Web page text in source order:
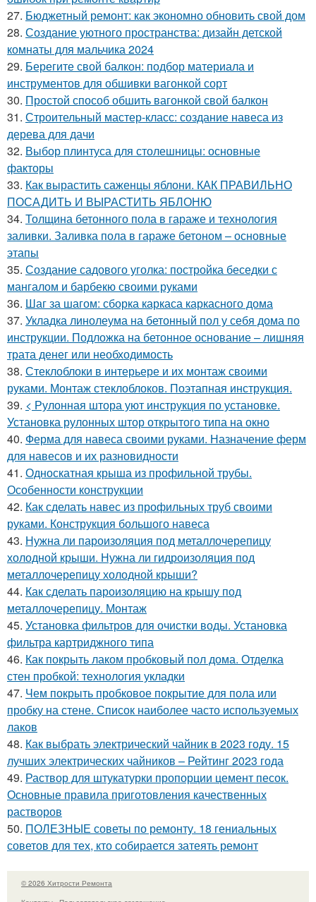
27. Бюджетный ремонт: как экономно обновить свой дом
28. Создание уютного пространства: дизайн детской
комнаты для мальчика 2024
29. Берегите свой балкон: подбор материала и
инструментов для обшивки вагонкой сорт
30. Простой способ обшить вагонкой свой балкон
31. Строительный мастер-класс: создание навеса из
дерева для дачи
32. Выбор плинтуса для столешницы: основные
факторы
33. Как вырастить саженцы яблони. КАК ПРАВИЛЬНО
ПОСАДИТЬ И ВЫРАСТИТЬ ЯБЛОНЮ
34. Толщина бетонного пола в гараже и технология
заливки. Заливка пола в гараже бетоном – основные
этапы
35. Создание садового уголка: постройка беседки с
мангалом и барбекю своими руками
36. Шаг за шагом: сборка каркаса каркасного дома
37. Укладка линолеума на бетонный пол у себя дома по
инструкции. Подложка на бетонное основание – лишняя
трата денег или необходимость
38. Стеклоблоки в интерьере и их монтаж своими
руками. Монтаж стеклоблоков. Поэтапная инструкция.
39. < Рулонная штора уют инструкция по установке.
Установка рулонных штор открытого типа на окно
40. Ферма для навеса своими руками. Назначение ферм
для навесов и их разновидности
41. Односкатная крыша из профильной трубы.
Особенности конструкции
42. Как сделать навес из профильных труб своими
руками. Конструкция большого навеса
43. Нужна ли пароизоляция под металлочерепицу
холодной крыши. Нужна ли гидроизоляция под
металлочерепицу холодной крыши?
44. Как сделать пароизоляцию на крышу под
металлочерепицу. Монтаж
45. Установка фильтров для очистки воды. Установка
фильтра картриджного типа
46. Как покрыть лаком пробковый пол дома. Отделка
стен пробкой: технология укладки
47. Чем покрыть пробковое покрытие для пола или
пробку на стене. Список наиболее часто используемых
лаков
48. Как выбрать электрический чайник в 2023 году. 15
лучших электрических чайников – Рейтинг 2023 года
49. Раствор для штукатурки пропорции цемент песок.
Основные правила приготовления качественных
растворов
50. ПОЛЕЗНЫЕ советы по ремонту. 18 гениальных
советов для тех, кто собирается затеять ремонт
© 2026 Хитрости Ремонта